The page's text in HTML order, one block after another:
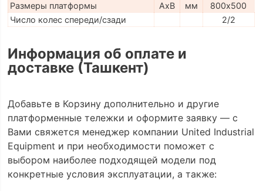
Размеры платформы
AxB мм
800х500
Число колес спереди/сзади
2/2
Информация об оплате и
доставке (Ташкент)
Добавьте в Корзину дополнительно и другие
платформенные тележки и оформите заявку — с
Вами свяжется менеджер компании United Industrial
Equipment и при необходимости поможет с
выбором наиболее подходящей модели под
конкретные условия эксплуатации, а также: